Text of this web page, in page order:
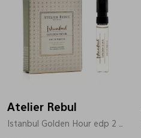
Atelier Rebul